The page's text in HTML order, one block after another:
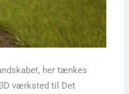
her tænkes
3D værksted til Det